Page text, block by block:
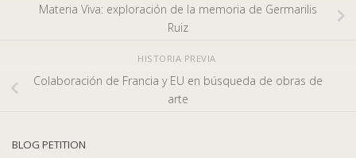
Materia Viva: exploración de la memoria de Germarilis
Ruiz
HISTORIA PREVIA
Colaboración de Francia y EU en búsqueda de obras de
arte
BLOG PETITION